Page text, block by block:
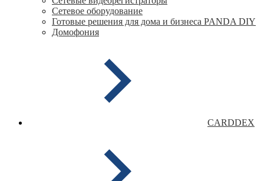
Сетевое оборудование
Готовые решения для дома и бизнеса PANDA DIY
Домофония
CARDDEX